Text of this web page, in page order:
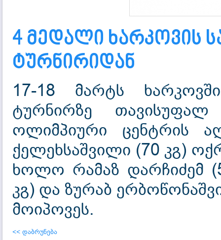
4 მედალი ხარკოვის
ტურნირიდან
17-18 მარტს
ტურნირზე
ოლიმპიური ცენტრის
ქელეხსაშვილი (70 კგ)
ხოლო რამაზ დარჩიძემ
კგ) და ზურაბ
მოიპოვეს.
<< დაბრუნება